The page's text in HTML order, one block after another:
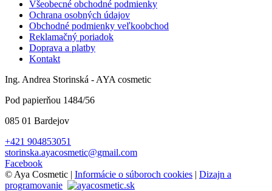
Všeobecné obchodné podmienky
Ochrana osobných údajov
Obchodné podmienky veľkoobchod
Reklamačný poriadok
Doprava a platby
Kontakt
Ing. Andrea Storinská - AYA cosmetic
Pod papierňou 1484/56
085 01 Bardejov
+421 904853051
storinska.ayacosmetic@gmail.com
Facebook
© Aya Cosmetic | Informácie o súboroch cookies | Dizajn a
programovanie